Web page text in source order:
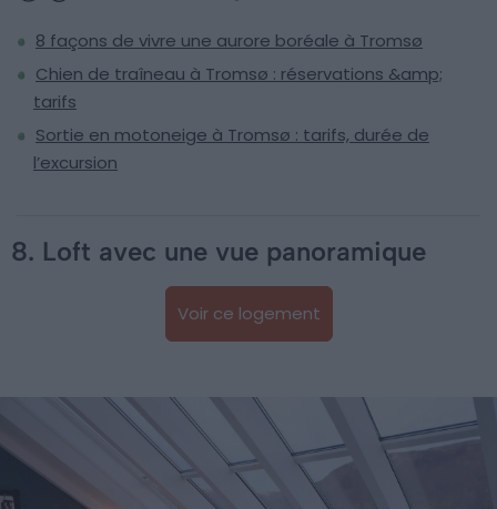
8 façons de vivre une aurore boréale à Tromsø
Chien de traîneau à Tromsø : réservations &amp;
tarifs
Sortie en motoneige à Tromsø : tarifs, durée de
l’excursion
8. Loft avec une vue panoramique
Voir ce logement